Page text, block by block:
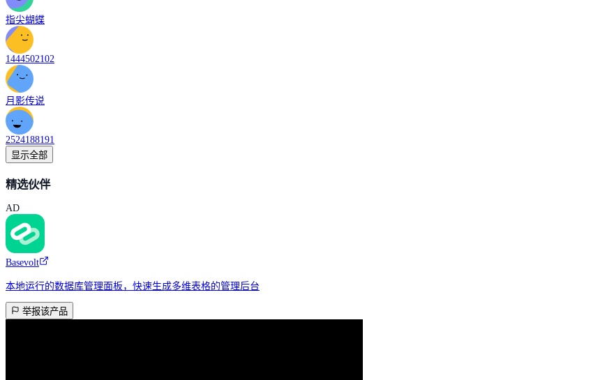
指尖蝴蝶
1444502102
月影传说
2524188191
显示全部
精选伙伴
AD
Basevolt
本地运行的数据库管理面板，快速生成多维表格的管理后台
举报该产品